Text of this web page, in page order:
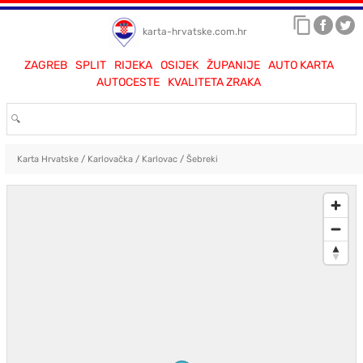
karta-hrvatske.com.hr
ZAGREB SPLIT RIJEKA OSIJEK ŽUPANIJE
AUTO KARTA
AUTOCESTE
KVALITETA ZRAKA
Karta Hrvatske/ Karlovačka/ Karlovac/ Šebreki